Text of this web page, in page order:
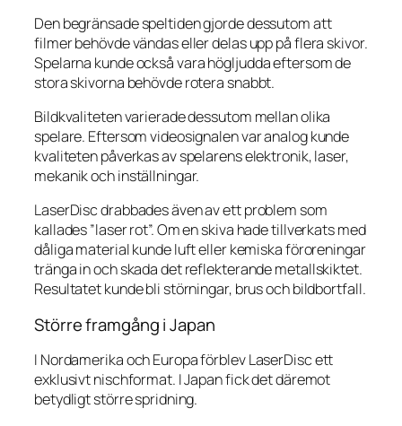
Den begränsade speltiden gjorde dessutom att
filmer behövde vändas eller delas upp på flera skivor.
Spelarna kunde också vara högljudda eftersom de
stora skivorna behövde rotera snabbt.
Bildkvaliteten varierade dessutom mellan olika
spelare. Eftersom videosignalen var analog kunde
kvaliteten påverkas av spelarens elektronik, laser,
mekanik och inställningar.
LaserDisc drabbades även av ett problem som
kallades ”laser rot”. Om en skiva hade tillverkats med
dåliga material kunde luft eller kemiska föroreningar
tränga in och skada det reflekterande metallskiktet.
Resultatet kunde bli störningar, brus och bildbortfall.
Större framgång i Japan
I Nordamerika och Europa förblev LaserDisc ett
exklusivt nischformat. I Japan fick det däremot
betydligt större spridning.